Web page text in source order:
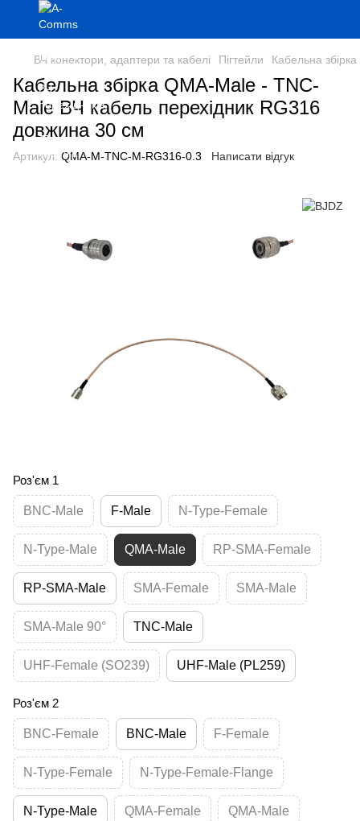
ВЧ конектори, адаптери та кабелі Пігтейли Кабельна
Кабельна збірка QMA-Male - TNC-
Male ВЧ кабель перехідник RG316
довжина 30 см
Артикул: QMA-M-TNC-M-RG316-0.3 Написати відгук
Роз'єм 1
BNC-Male F-Male N-Type-Female
N-Type-Male QMA-Male RP-SMA-Female
RP-SMA-Male SMA-Female SMA-Male
SMA-Male 90° TNC-Male
UHF-Female (SO239) UHF-Male (PL259)
Роз'єм 2
BNC-Female BNC-Male F-Female
N-Type-Female N-Type-Female-Flange
N-Type-Male QMA-Female QMA-Male